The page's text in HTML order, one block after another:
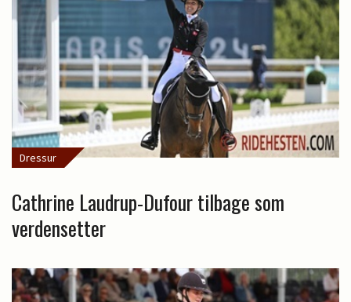
Dressur
Cathrine Laudrup-Dufour tilbage som
verdensetter